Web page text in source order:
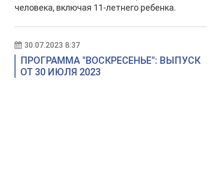
человека, включая 11-летнего ребенка.
30.07.2023 8:37
ПРОГРАММА "ВОСКРЕСЕНЬЕ": ВЫПУСК
ОТ 30 ИЮЛЯ 2023